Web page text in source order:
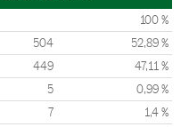
100 %
504 52,89 %
449 47,11 %
5 0,99 %
7 1,4 %